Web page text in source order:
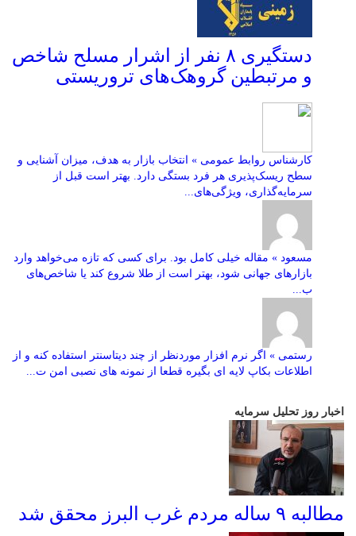
دستگیری ۸ نفر از اشرار مسلح شاخص
و مرتبطین گروهک‌های تروریستی
کارشناس روابط عمومی » انتخاب بازار به هدف، میزان آشنایی و
سطح ریسک‌پذیری هر فرد بستگی دارد. بهتر است قبل از
سرمایه‌گذاری، ویژگی‌های...
مسعود » مقاله خیلی کامل بود. برای کسی که تازه می‌خواهد وارد
بازارهای جهانی شود، بهتر است از طلا شروع کند یا شاخص‌های
ب...
رستمی » اگر نرم افزار موردنظر از چند دیتاسنتر استفاده کنه و از
اطلاعات بکاپ لایه ای بگیره قطعا از نمونه های نصبی امن ت...
اخبار روز تحلیل سرمایه
مطالبه ۹ ساله مردم غرب البرز محقق شد